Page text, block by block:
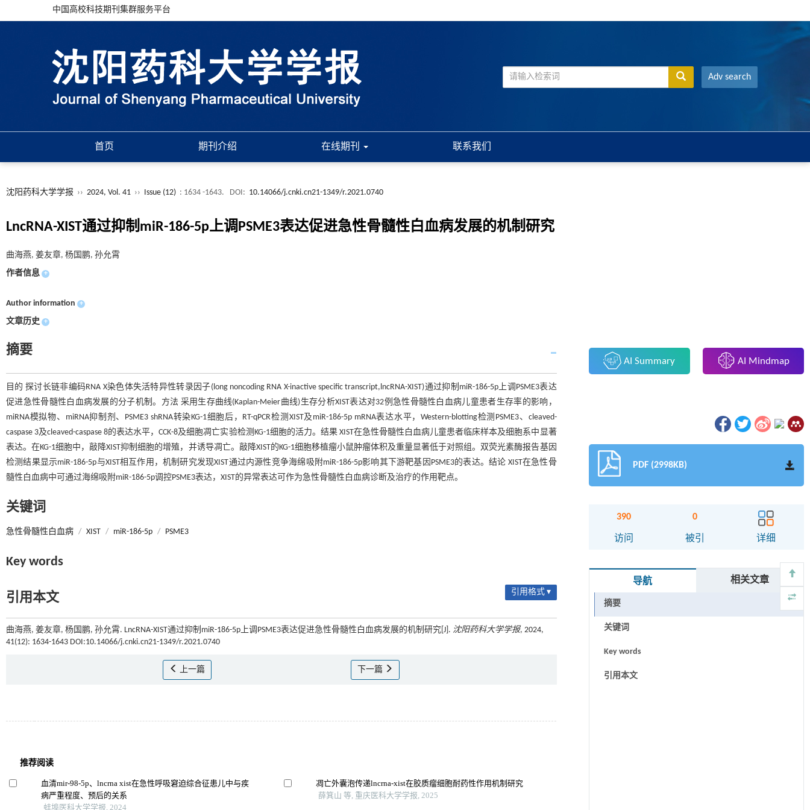
中国高校科技期刊集群服务平台
Adv search
首页 期刊介绍 在线期刊 联系我们
沈阳药科大学学报 ›› 2024, Vol. 41 ›› Issue (12) : 1634 -1643. DOI: 10.14066/j.cnki.cn21-1349/r.2021.0740
LncRNA-XIST通过抑制miR-186-5p上调PSME3表达促进急性骨髓性白血病发展的机制研究
曲海燕, 姜友章, 杨国鹏, 孙允霄
作者信息 +
Author information +
文章历史 +
摘要
目的 探讨长链非编码RNA X染色体失活特异性转录因子(long noncoding RNA X-inactive specific transcript,lncRNA-XIST)通过抑制miR-186-5p上调PSME3表达
促进急性骨髓性白血病发展的分子机制。方法 采用生存曲线(Kaplan-Meier曲线)生存分析XIST表达对32例急性骨髓性白血病儿童患者生存率的影响，
miRNA模拟物、miRNA抑制剂、PSME3 shRNA转染KG-1细胞后，RT-qPCR检测XIST及miR-186-5p mRNA表达水平，Western-blotting检测PSME3、cleaved-
caspase 3及cleaved-caspase 8的表达水平，CCK-8及细胞凋亡实验检测KG-1细胞的活力。结果 XIST在急性骨髓性白血病儿童患者临床样本及细胞系中显著
表达。在KG-1细胞中，敲降XIST抑制细胞的增殖，并诱导凋亡。敲降XIST的KG-1细胞移植瘤小鼠肿瘤体积及重量显著低于对照组。双荧光素酶报告基因
检测结果显示miR-186-5p与XIST相互作用，机制研究发现XIST通过内源性竞争海绵吸附miR-186-5p影响其下游靶基因PSME3的表达。结论 XIST在急性骨
髓性白血病中可通过海绵吸附miR-186-5p调控PSME3表达，XIST的异常表达可作为急性骨髓性白血病诊断及治疗的作用靶点。
关键词
急性骨髓性白血病 / XIST / miR-186-5p / PSME3
Key words
引用本文 引用格式 ▾
曲海燕, 姜友章, 杨国鹏, 孙允霄. LncRNA-XIST通过抑制miR-186-5p上调PSME3表达促进急性骨髓性白血病发展的机制研究[J]. 沈阳药科大学学报, 2024,
41(12): 1634-1643 DOI:10.14066/j.cnki.cn21-1349/r.2021.0740
上一篇 下一篇
AI Summary AI Mindmap
PDF (2998KB)
390
访问
0
被引 详细
导航 相关文章
摘要
关键词
Key words
引用本文